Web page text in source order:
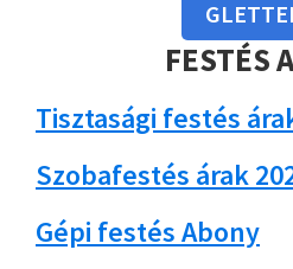
FESTÉS
Tisztasági festés
Szobafestés árak
Gépi festés Abony